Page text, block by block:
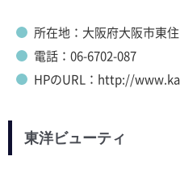
所在地：大阪府大阪市東
電話：06-6702-087
HPのURL：http://
東洋ビューティ